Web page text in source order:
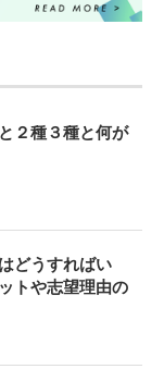
２種３種と何が
どうすればい
トや志望理由の